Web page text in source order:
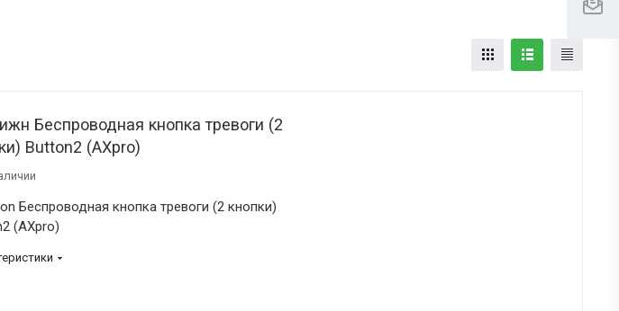
Беспроводная кнопка тревоги (2
Button2 (AXpro)
Беспроводная кнопка тревоги (2 кнопки)
(AXpro)